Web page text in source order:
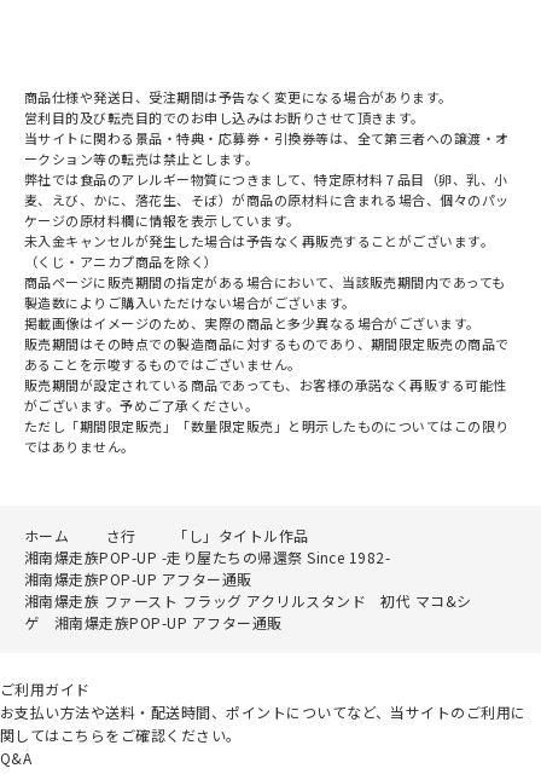
商品仕様や発送日、受注期間は予告なく変更になる場合があります。
営利目的及び転売目的でのお申し込みはお断りさせて頂きます。
当サイトに関わる景品・特典・応募券・引換券等は、全て第三者への譲渡・オ
ークション等の転売は禁止とします。
弊社では食品のアレルギー物質につきまして、特定原材料７品目（卵、乳、小
麦、えび、かに、落花生、そば）が商品の原材料に含まれる場合、個々のパッ
ケージの原材料欄に情報を表示しています。
未入金キャンセルが発生した場合は予告なく再販売することがございます。
（くじ・アニカプ商品を除く）
商品ページに販売期間の指定がある場合において、当該販売期間内であっても
製造数によりご購入いただけない場合がございます。
掲載画像はイメージのため、実際の商品と多少異なる場合がございます。
販売期間はその時点での製造商品に対するものであり、期間限定販売の商品で
あることを示唆するものではございません。
販売期間が設定されている商品であっても、お客様の承諾なく再販する可能性
がございます。予めご了承ください。
ただし「期間限定販売」「数量限定販売」と明示したものについてはこの限り
ではありません。
ホーム さ行
「し」タイトル作品
湘南爆走族POP-UP -走り屋たちの帰還祭 Since 1982-
湘南爆走族POP-UP アフター通販
湘南爆走族 ファースト フラッグ アクリルスタンド 初代 マコ&シ
ゲ 湘南爆走族POP-UP アフター通販
ご利用ガイド
お支払い方法や送料・配送時間、ポイントについてなど、当サイトのご利用に
関してはこちらをご確認ください。
Q&A